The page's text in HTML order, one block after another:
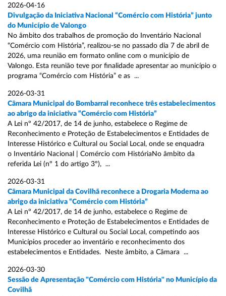
2026-04-16
Divulgação da Iniciativa Nacional “Comércio com História” junto
do Município de Valongo
No âmbito dos trabalhos de promoção do Inventário Nacional
“Comércio com História”, realizou-se no passado dia 7 de abril de
2026, uma reunião em formato online com o município de
Valongo. Esta reunião teve por finalidade apresentar ao município o
programa “Comércio com História” e as ...
2026-03-31
Câmara Municipal do Bombarral reconhece três estabelecimentos
ao abrigo da iniciativa “Comércio com História”
A Lei nº 42/2017, de 14 de junho, estabelece o Regime de
Reconhecimento e Proteção de Estabelecimentos e Entidades de
Interesse Histórico e Cultural ou Social Local, onde se enquadra
o Inventário Nacional | Comércio com HistóriaNo âmbito da
referida Lei (nº 1 do artigo 3º), ...
2026-03-31
Câmara Municipal da Covilhã reconhece a Drogaria Moderna ao
abrigo da iniciativa “Comércio com História”
A Lei nº 42/2017, de 14 de junho, estabelece o Regime de
Reconhecimento e Proteção de Estabelecimentos e Entidades de
Interesse Histórico e Cultural ou Social Local, competindo aos
Municípios proceder ao inventário e reconhecimento dos
estabelecimentos e Entidades. Neste âmbito, a Câmara ...
2026-03-30
Sessão de Apresentação "Comércio com História" no Município da
Covilhã